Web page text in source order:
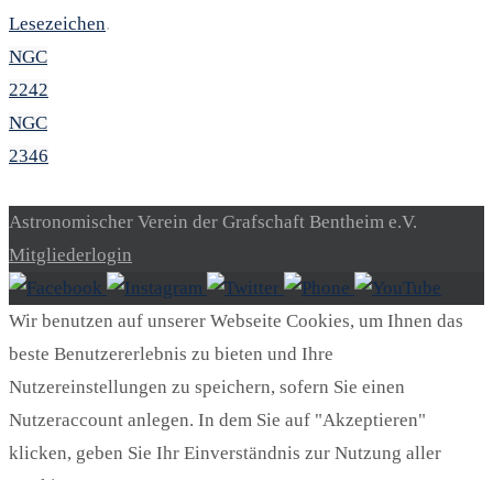
Lesezeichen.
NGC
2242
NGC
2346
Astronomischer Verein der Grafschaft Bentheim e.V.
Mitgliederlogin
Wir benutzen auf unserer Webseite Cookies, um Ihnen das
beste Benutzererlebnis zu bieten und Ihre
Nutzereinstellungen zu speichern, sofern Sie einen
Nutzeraccount anlegen. In dem Sie auf "Akzeptieren"
klicken, geben Sie Ihr Einverständnis zur Nutzung aller